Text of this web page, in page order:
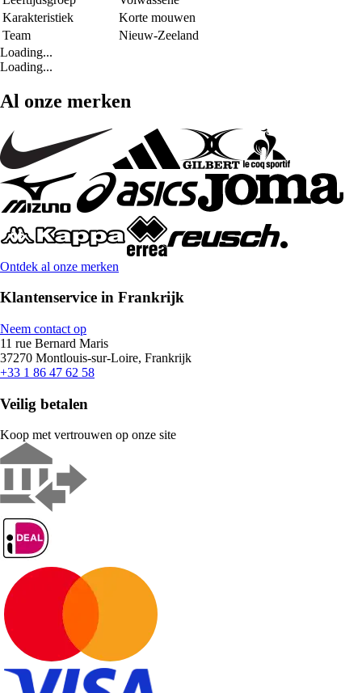
Karakteristiek
Korte mouwen
Team
Nieuw-Zeeland
Loading...
Loading...
Al onze merken
Ontdek al onze merken
Klantenservice in Frankrijk
Neem contact op
11 rue Bernard Maris
37270 Montlouis-sur-Loire, Frankrijk
+33 1 86 47 62 58
Veilig betalen
Koop met vertrouwen op onze site